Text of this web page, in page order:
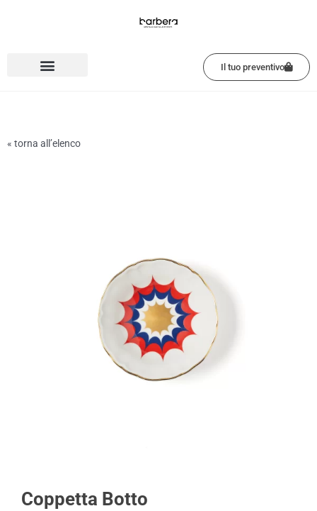
Il tuo preventivo
« torna all’elenco
Coppetta Botto